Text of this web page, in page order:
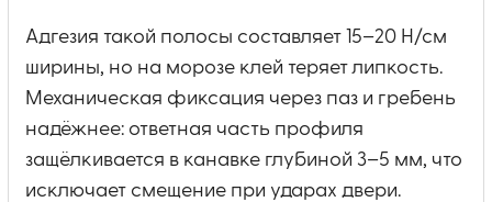
Адгезия такой полосы составляет 15–20 Н/см
ширины, но на морозе клей теряет липкость.
Механическая фиксация через паз и гребень
надёжнее: ответная часть профиля
защёлкивается в канавке глубиной 3–5 мм, что
исключает смещение при ударах двери.